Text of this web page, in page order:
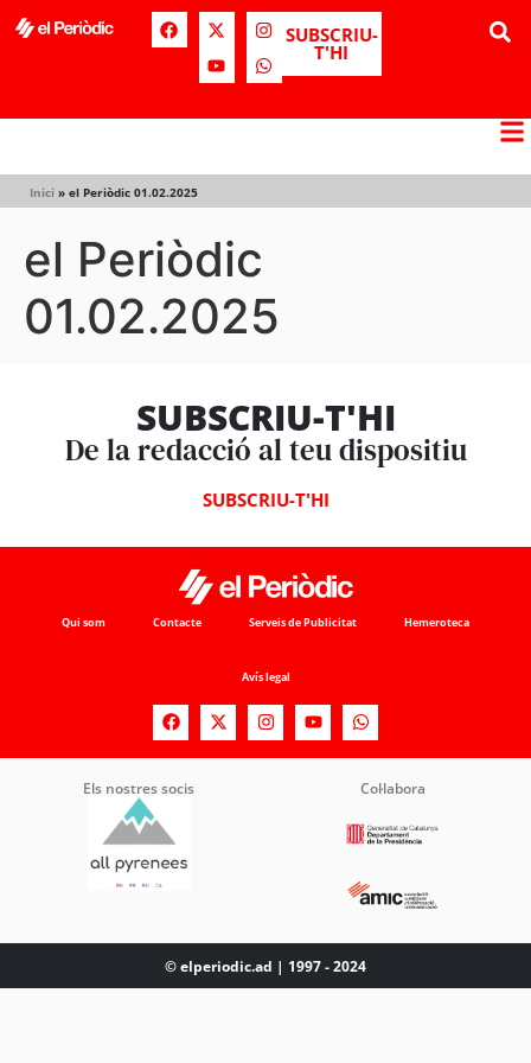
SUBSCRIU-
T'HI
Inici » el Periòdic 01.02.2025
el Periòdic
01.02.2025
SUBSCRIU-T'HI
De la redacció al teu dispositiu
SUBSCRIU-T'HI
Qui som Contacte Serveis de Publicitat Hemeroteca
Avís legal
Els nostres socis Col·labora
© elperiodic.ad | 1997 - 2024